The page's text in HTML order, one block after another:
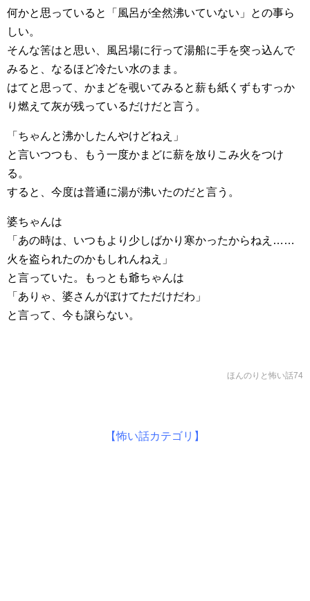
何かと思っていると「風呂が全然沸いていない」との事ら
しい。
そんな筈はと思い、風呂場に行って湯船に手を突っ込んで
みると、なるほど冷たい水のまま。
はてと思って、かまどを覗いてみると薪も紙くずもすっか
り燃えて灰が残っているだけだと言う。
「ちゃんと沸かしたんやけどねえ」
と言いつつも、もう一度かまどに薪を放りこみ火をつけ
る。
すると、今度は普通に湯が沸いたのだと言う。
婆ちゃんは
「あの時は、いつもより少しばかり寒かったからねえ……
火を盗られたのかもしれんねえ」
と言っていた。もっとも爺ちゃんは
「ありゃ、婆さんがぼけてただけだわ」
と言って、今も譲らない。
ほんのりと怖い話74
【怖い話カテゴリ】